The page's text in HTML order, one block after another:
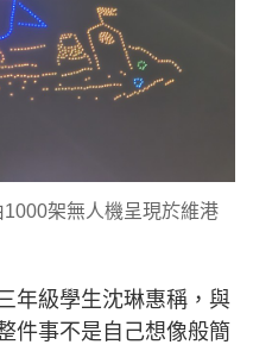
架無人機呈現於維港
年級學生沈琳惠稱，與
件事不是自己想像般簡